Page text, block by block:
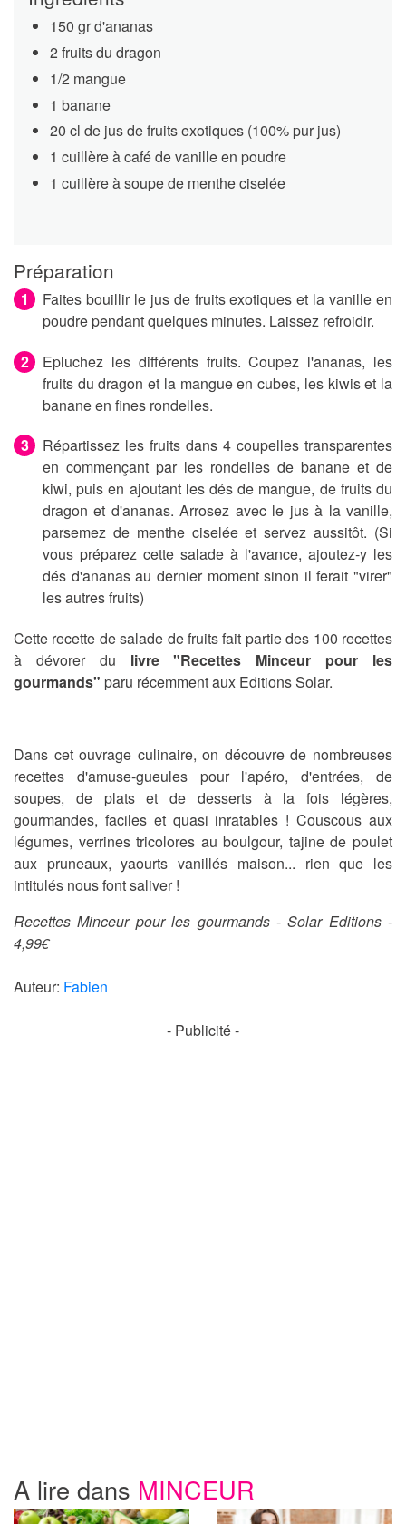
150 gr d'ananas
2 fruits du dragon
1/2 mangue
1 banane
20 cl de jus de fruits exotiques (100% pur jus)
1 cuillère à café de vanille en poudre
1 cuillère à soupe de menthe ciselée
Préparation
Faites bouillir le jus de fruits exotiques et la vanille en
poudre pendant quelques minutes. Laissez refroidir.
Epluchez les différents fruits. Coupez l'ananas, les
fruits du dragon et la mangue en cubes, les kiwis et la
banane en fines rondelles.
Répartissez les fruits dans 4 coupelles transparentes
en commençant par les rondelles de banane et de
kiwi, puis en ajoutant les dés de mangue, de fruits du
dragon et d'ananas. Arrosez avec le jus à la vanille,
parsemez de menthe ciselée et servez aussitôt. (Si
vous préparez cette salade à l'avance, ajoutez-y les
dés d'ananas au dernier moment sinon il ferait "virer"
les autres fruits)
Cette recette de salade de fruits fait partie des 100 recettes
à dévorer du livre "Recettes Minceur pour les
gourmands" paru récemment aux Editions Solar.
Dans cet ouvrage culinaire, on découvre de nombreuses
recettes d'amuse-gueules pour l'apéro, d'entrées, de
soupes, de plats et de desserts à la fois légères,
gourmandes, faciles et quasi inratables ! Couscous aux
légumes, verrines tricolores au boulgour, tajine de poulet
aux pruneaux, yaourts vanillés maison... rien que les
intitulés nous font saliver !
Recettes Minceur pour les gourmands - Solar Editions -
4,99€
Auteur: Fabien
- Publicité -
A lire dans MINCEUR